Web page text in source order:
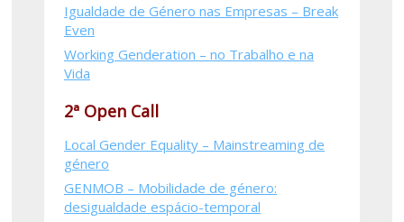
Igualdade de Género nas Empresas – Break
Even
Working Genderation – no Trabalho e na
Vida
2ª Open Call
Local Gender Equality – Mainstreaming de
género
GENMOB – Mobilidade de género:
desigualdade espácio-temporal